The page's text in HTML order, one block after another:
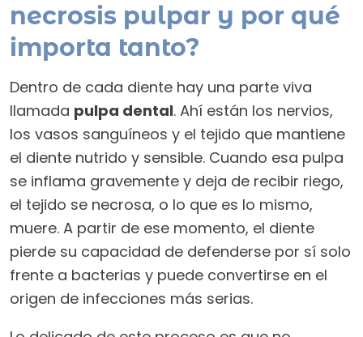
necrosis pulpar y por qué
importa tanto?
Dentro de cada diente hay una parte viva
llamada pulpa dental. Ahí están los nervios,
los vasos sanguíneos y el tejido que mantiene
el diente nutrido y sensible. Cuando esa pulpa
se inflama gravemente y deja de recibir riego,
el tejido se necrosa, o lo que es lo mismo,
muere. A partir de ese momento, el diente
pierde su capacidad de defenderse por sí solo
frente a bacterias y puede convertirse en el
origen de infecciones más serias.